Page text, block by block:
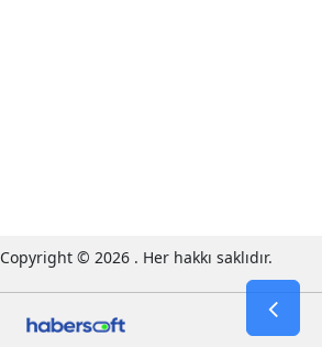
Copyright © 2026 . Her hakkı saklıdır.